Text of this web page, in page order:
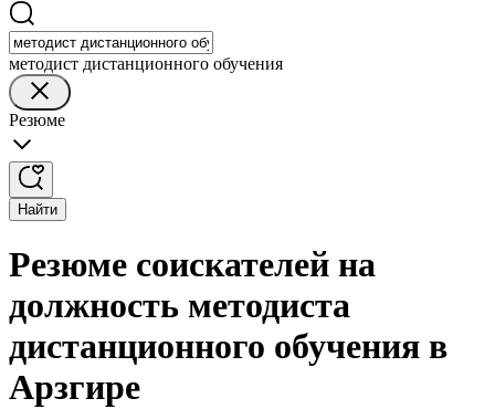
методист дистанционного обучения
Резюме
Найти
Резюме соискателей на
должность методиста
дистанционного обучения в
Арзгире